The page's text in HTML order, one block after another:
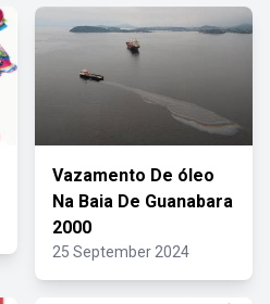
Vazamento De óleo
Na Baia De Guanabara
2000
25 September 2024